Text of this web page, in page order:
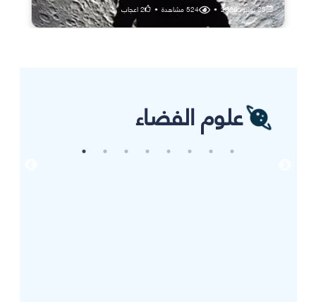
25 يوليو، 2026 •
524مشاهدة •
2اعجاب
علوم الفضاء